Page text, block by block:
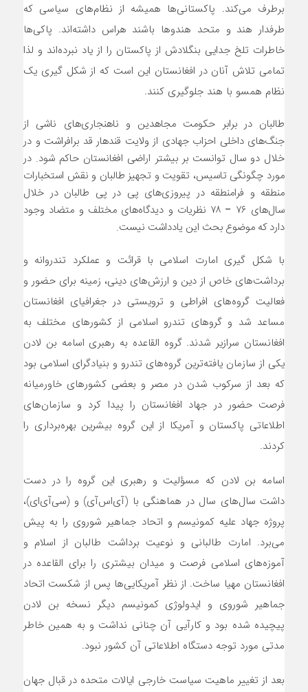
برطرف می‌کند. پاکستانی‌ها همیشه از نظام‌های سیاسی که
طرفدار هند و متحد هندوها باشند هراس داشته‌اند. پاکی‌ها
خاطرات تلخ جدایی بنگلادش از پاکستان را از یاد نبرده‌اند و لذا
تمامی تلاش آنان در افغانستان این است که از شکل گیری یک
نظام همسو با هند جلوگیری کنند.
طالبان در برابر حکومت مجاهدین و ناهنجاری‌های ناشی از
جنگ‌های داخلی احزاب جهادی از ولایت قندهار قد برافراشت و در
خلال دو سال توانست بر بیشتر اراضی افغانستان حاکم شود. در
مورد چگونگی تاسیس، تقویت و تجهیز طالبان و نقش استخبارات
منطقه و فرامنطقه در پیروزی‌های پی در پی طالبان در خلال
سال‌های ۷۶ – ۷۸ نظریات و دیدگاه‌های مختلف و متضاد وجود
دارد که موضوع بحث این یادداشت نیست.
با شکل گیری امارت اسلامی با قرائت و عملکرد تندروانه و
برداشت‌های خاص از دین و ارزش‌های دینی، زمینه برای حضور و
فعالیت گروه‌های افراطی و ترویستی در جغرافیای افغانستان
مساعد شد و گروهای تندرو اسلامی از کشورهای مختلف به
افغانستان سرازیر شدند. گروه القاعده به رهبری اسامه بن لادن
یکی از سازمان یافته‌ترین گروه‌های تندرو و بنیادگرای اسلامی بود
که بعد از سرکوب شدن در مصر و بعضی کشورهای خاورمیانه
فرصت حضور در جهاد افغانستان را پیدا کرد و سازمان‌های
اطلاعاتی پاکستان و آمریکا از این گروه بیشرین بهره‌برداری را
کردند.
اسامه بن لادن که مسؤلیت و رهبری این گروه را در دست
داشت سال‌های سال در هماهنگی با (آی‌اس‌آی) و (سی‌آی‌ای)،
پروژه جهاد علیه کمونیسم و اتحاد جماهیر شوروی را به پیش
می‌برد. امارت طالبانی و نوعیت برداشت طالبان از اسلام و
آموزه‌های اسلامی فرصت و میدان بیشتری را برای القاعده در
افغانستان مهیا ساخت. از نظر آمریکایی‌ها پس از شکست اتحاد
جماهیر شوروی و ایدولوژی کمونیسم دیگر نسخه بن لادن
پیچیده شده بود و کارآیی آن چنانی نداشت و به همین خاطر
مدتی مورد توجه دستگاه اطلاعاتی آن کشور نبود.
بعد از تغییر ماهیت سیاست خارجی ایالات متحده در قبال جهان